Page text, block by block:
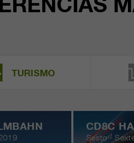
TURISMO
CD8C
Sesto -